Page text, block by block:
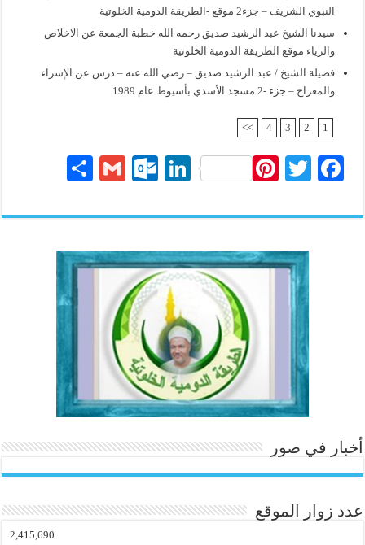
النبوي الشريف – جزء2 موقع -الطريقة الدومية الخلوتية
سيدنا الشيخ عبد الرشيد صديق رحمه الله خطبة الجمعة عن الاخلاص
والرياء موقع الطريقة الدومية الخلوتية
فضيلة الشيخ / عبد الرشيد صديق – رضي الله عنه – درس عن الإسراء
والمعراج – جزء -2 مسجد الأسدي بأسيوط عام 1989
1
2
3
4
>>
Fa
bo
ok
T
tte
r
er
es
t
Li
ed
In
O
lo
ok
.c
o
m
G
ail
re
أخبار في صور
عدد زوار الموقع
2,415,690